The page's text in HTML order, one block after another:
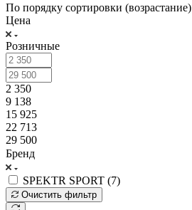
По порядку сортировки (возрастание)
Цена
Розничные
2 350
9 138
15 925
22 713
29 500
Бренд
SPEKTR SPORT (7)
Очистить фильтр